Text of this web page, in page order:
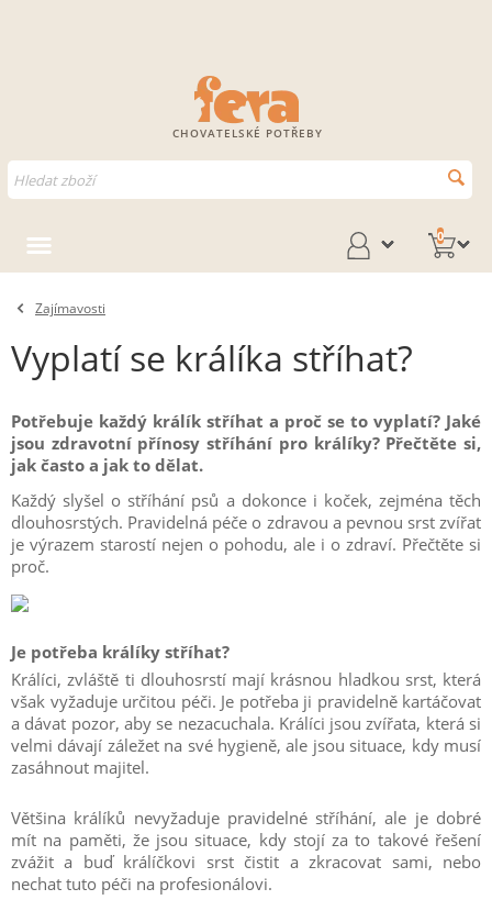
CHOVATELSKÉ POTŘEBY
0
Zajímavosti
Vyplatí se králíka stříhat?
Potřebuje každý králík stříhat a proč se to vyplatí? Jaké
jsou zdravotní přínosy stříhání pro králíky? Přečtěte si,
jak často a jak to dělat.
Každý slyšel o stříhání psů a dokonce i koček, zejména těch
dlouhosrstých. Pravidelná péče o zdravou a pevnou srst zvířat
je výrazem starostí nejen o pohodu, ale i o zdraví. Přečtěte si
proč.
Je potřeba králíky stříhat?
Králíci, zvláště ti dlouhosrstí mají krásnou hladkou srst, která
však vyžaduje určitou péči. Je potřeba ji pravidelně kartáčovat
a dávat pozor, aby se nezacuchala. Králíci jsou zvířata, která si
velmi dávají záležet na své hygieně, ale jsou situace, kdy musí
zasáhnout majitel.
Většina králíků nevyžaduje pravidelné stříhání, ale je dobré
mít na paměti, že jsou situace, kdy stojí za to takové řešení
zvážit a buď králíčkovi srst čistit a zkracovat sami, nebo
nechat tuto péči na profesionálovi.